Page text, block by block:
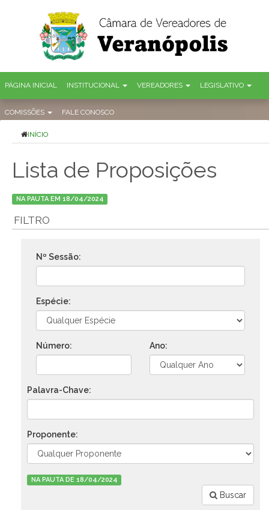
PÁGINA INICIAL INSTITUCIONAL VEREADORES LEGISLATIVO
COMISSÕES FALE CONOSCO
INÍCIO
Lista de Proposições
NA PAUTA EM 18/04/2024
FILTRO
Nº Sessão:
Espécie:
Número: Ano:
Palavra-Chave:
Proponente:
NA PAUTA DE 18/04/2024
Buscar